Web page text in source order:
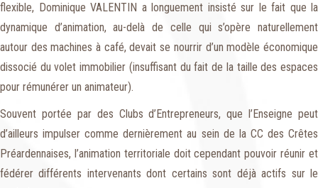
flexible, Dominique VALENTIN a longuement insisté sur le fait que la
dynamique d’animation, au-delà de celle qui s’opère naturellement
autour des machines à café, devait se nourrir d’un modèle économique
dissocié du volet immobilier (insuffisant du fait de la taille des espaces
pour rémunérer un animateur).
Souvent portée par des Clubs d’Entrepreneurs, que l’Enseigne peut
d’ailleurs impulser comme dernièrement au sein de la CC des Crêtes
Préardennaises, l’animation territoriale doit cependant pouvoir réunir et
fédérer différents intervenants dont certains sont déjà actifs sur le